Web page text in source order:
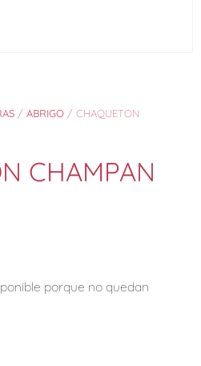
/ ABRIGO / CHAQUETON
CHAMPAN
porque no quedan